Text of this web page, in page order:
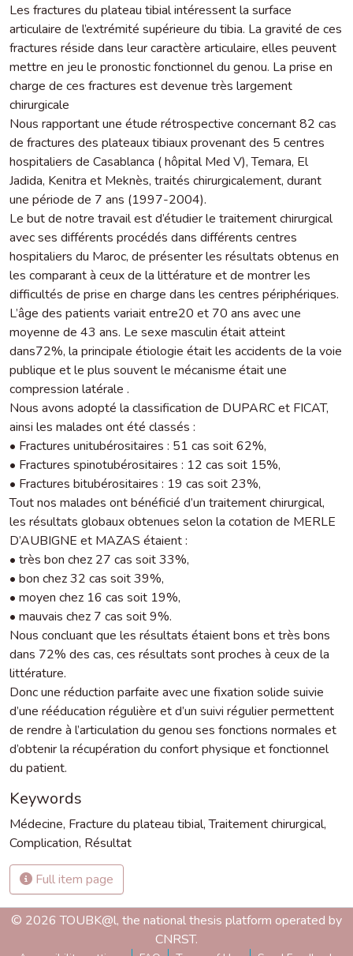
Les fractures du plateau tibial intéressent la surface
articulaire de l’extrémité supérieure du tibia. La gravité de ces
fractures réside dans leur caractère articulaire, elles peuvent
mettre en jeu le pronostic fonctionnel du genou. La prise en
charge de ces fractures est devenue très largement
chirurgicale
Nous rapportant une étude rétrospective concernant 82 cas
de fractures des plateaux tibiaux provenant des 5 centres
hospitaliers de Casablanca ( hôpital Med V), Temara, El
Jadida, Kenitra et Meknès, traités chirurgicalement, durant
une période de 7 ans (1997-2004).
Le but de notre travail est d’étudier le traitement chirurgical
avec ses différents procédés dans différents centres
hospitaliers du Maroc, de présenter les résultats obtenus en
les comparant à ceux de la littérature et de montrer les
difficultés de prise en charge dans les centres périphériques.
L’âge des patients variait entre20 et 70 ans avec une
moyenne de 43 ans. Le sexe masculin était atteint
dans72%, la principale étiologie était les accidents de la voie
publique et le plus souvent le mécanisme était une
compression latérale .
Nous avons adopté la classification de DUPARC et FICAT,
ainsi les malades ont été classés :
• Fractures unitubérositaires : 51 cas soit 62%,
• Fractures spinotubérositaires : 12 cas soit 15%,
• Fractures bitubérositaires : 19 cas soit 23%,
Tout nos malades ont bénéficié d’un traitement chirurgical,
les résultats globaux obtenues selon la cotation de MERLE
D’AUBIGNE et MAZAS étaient :
• très bon chez 27 cas soit 33%,
• bon chez 32 cas soit 39%,
• moyen chez 16 cas soit 19%,
• mauvais chez 7 cas soit 9%.
Nous concluant que les résultats étaient bons et très bons
dans 72% des cas, ces résultats sont proches à ceux de la
littérature.
Donc une réduction parfaite avec une fixation solide suivie
d’une rééducation régulière et d’un suivi régulier permettent
de rendre à l’articulation du genou ses fonctions normales et
d’obtenir la récupération du confort physique et fonctionnel
du patient.
Keywords
Médecine, Fracture du plateau tibial,Traitement chirurgical,
Complication, Résultat
Full item page
© 2026 TOUBK@l, the national thesis platform operated by
CNRST.